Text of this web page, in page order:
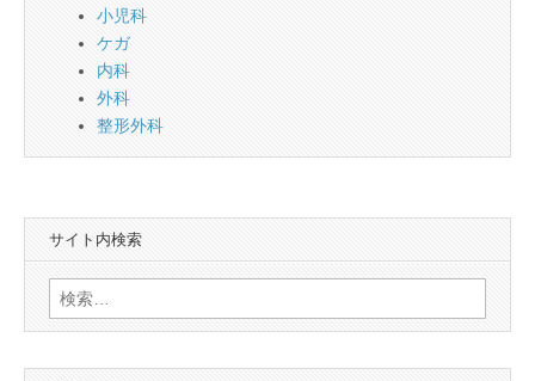
小児科
ケガ
内科
外科
整形外科
サイト内検索
検
索: